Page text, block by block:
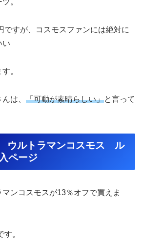
。
ですが、コスモスファンには絶対に
い
。
は、 「可動が素晴らしい」と言って
ルトラマンコスモス ル
ページ
ンコスモスが13％オフで買えま
す。